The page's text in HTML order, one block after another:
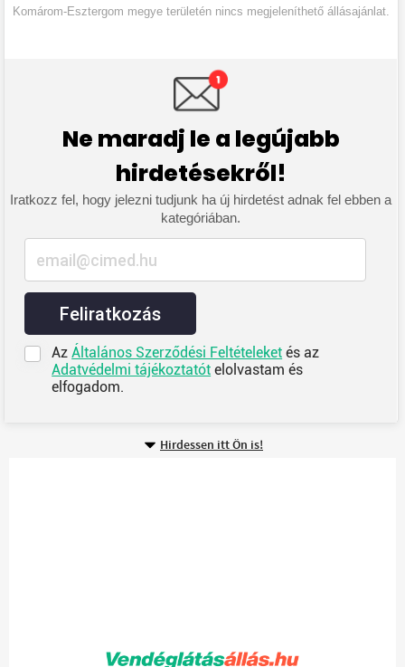
Komárom-Esztergom megye területén nincs megjeleníthető állásajánlat.
Ne maradj le a legújabb
hirdetésekről!
Iratkozz fel, hogy jelezni tudjunk ha új hirdetést adnak fel ebben a
kategóriában.
Feliratkozás
AzÁltalános Szerződési Feltételeket és az
Adatvédelmi tájékoztatót elolvastam és
elfogadom.
Hirdessen itt Ön is!